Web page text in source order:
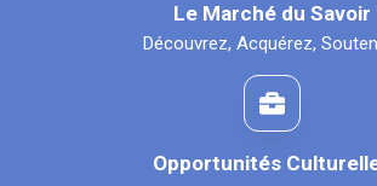
Le Marché du Savoir
Découvrez, Acquérez,
Opportunités